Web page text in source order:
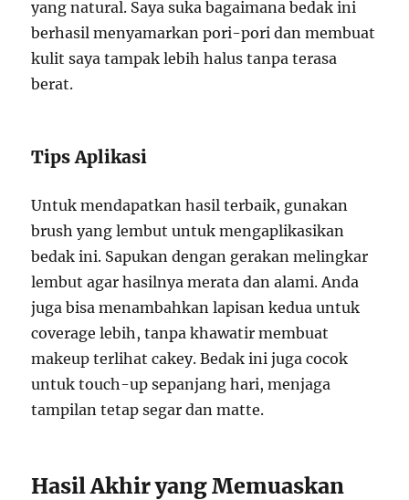
yang natural. Saya suka bagaimana bedak ini
berhasil menyamarkan pori-pori dan membuat
kulit saya tampak lebih halus tanpa terasa
berat.
Tips Aplikasi
Untuk mendapatkan hasil terbaik, gunakan
brush yang lembut untuk mengaplikasikan
bedak ini. Sapukan dengan gerakan melingkar
lembut agar hasilnya merata dan alami. Anda
juga bisa menambahkan lapisan kedua untuk
coverage lebih, tanpa khawatir membuat
makeup terlihat cakey. Bedak ini juga cocok
untuk touch-up sepanjang hari, menjaga
tampilan tetap segar dan matte.
Hasil Akhir yang Memuaskan